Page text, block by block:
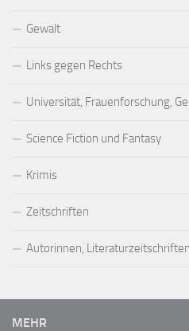
Gewalt
Links gegen Rechts
Universität, Frauenforschung,
Science Fiction und Fantasy
Krimis
Zeitschriften
Autorinnen, Literaturzeitschriften
MEHR